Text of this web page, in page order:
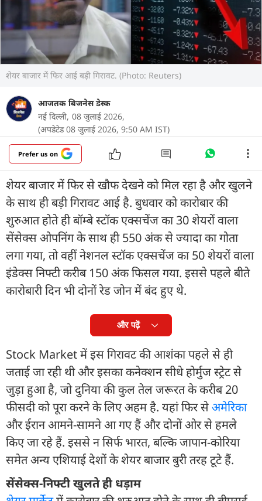
शेयर बाजार में फिर आई बड़ी गिरावट. (Photo: Reuters)
आजतक बिजनेस डेस्क
नई दिल्ली, 08 जुलाई 2026,
(अपडेटेड 08 जुलाई 2026, 9:50 AM IST)
Prefer us on
शेयर बाजार में फिर से खौफ देखने को मिल रहा है और खुलने
के साथ ही बड़ी गिरावट आई है. बुधवार को कारोबार की
शुरुआत होते ही बॉम्बे स्टॉक एक्सचेंज का 30 शेयरों वाला
सेंसेक्स ओपनिंग के साथ ही 550 अंक से ज्यादा का गोता
लगा गया, तो वहीं नेशनल स्टॉक एक्सचेंज का 50 शेयरों वाला
इंडेक्स निफ्टी करीब 150 अंक फिसल गया. इससे पहले बीते
कारोबारी दिन भी दोनों रेड जोन में बंद हुए थे.
और पढ़ें
Stock Market में इस गिरावट की आशंका पहले से ही
जताई जा रही थी और इसका कनेक्शन सीधे होर्मुज स्ट्रेट से
जुड़ा हुआ है, जो दुनिया की कुल तेल जरूरत के करीब 20
फीसदी को पूरा करने के लिए अहम है. यहां फिर सेअमेरिका
और ईरान आमने-सामने आ गए हैं और दोनों ओर से हमले
किए जा रहे हैं. इससे न सिर्फ भारत, बल्कि जापान-कोरिया
समेत अन्य एशियाई देशों के शेयर बाजार बुरी तरह टूटे हैं.
सेंसेक्स-निफ्टी खुलते ही धड़ाम